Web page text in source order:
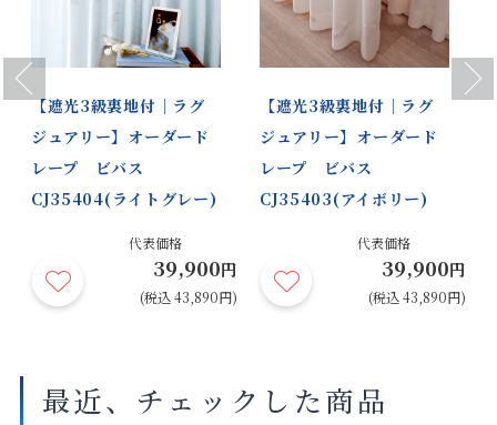
Previous
【遮光3級裏地付｜ラグ
ジュアリー】オーダード
レープ ビバス
CJ35404(ライトグレー)
代表価格
39,900円
(税込 43,890円)
【遮光3級裏地付｜ラグ
ジュアリー】オーダード
レープ ビバス
CJ35403(アイボリー)
代表価格
39,900円
(税込 43,890円)
Next
最近、チェックした商品